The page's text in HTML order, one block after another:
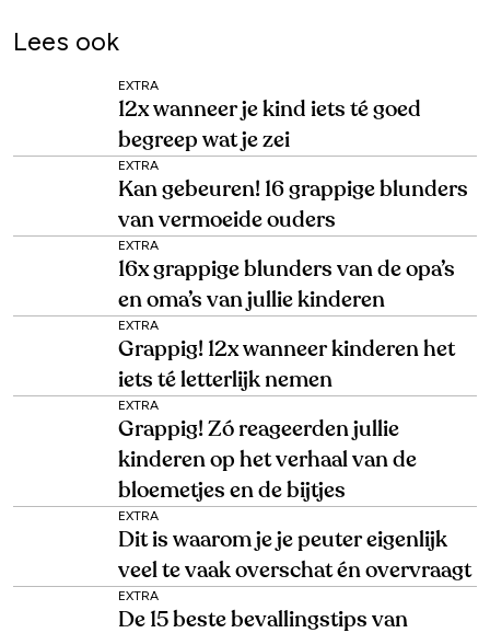
Lees ook
EXTRA
12x wanneer je kind iets té goed
begreep wat je zei
EXTRA
Kan gebeuren! 16 grappige blunders
van vermoeide ouders
EXTRA
16x grappige blunders van de opa’s
en oma’s van jullie kinderen
EXTRA
Grappig! 12x wanneer kinderen het
iets té letterlijk nemen
EXTRA
Grappig! Zó reageerden jullie
kinderen op het verhaal van de
bloemetjes en de bijtjes
EXTRA
Dit is waarom je je peuter eigenlijk
veel te vaak overschat én overvraagt
EXTRA
De 15 beste bevallingstips van